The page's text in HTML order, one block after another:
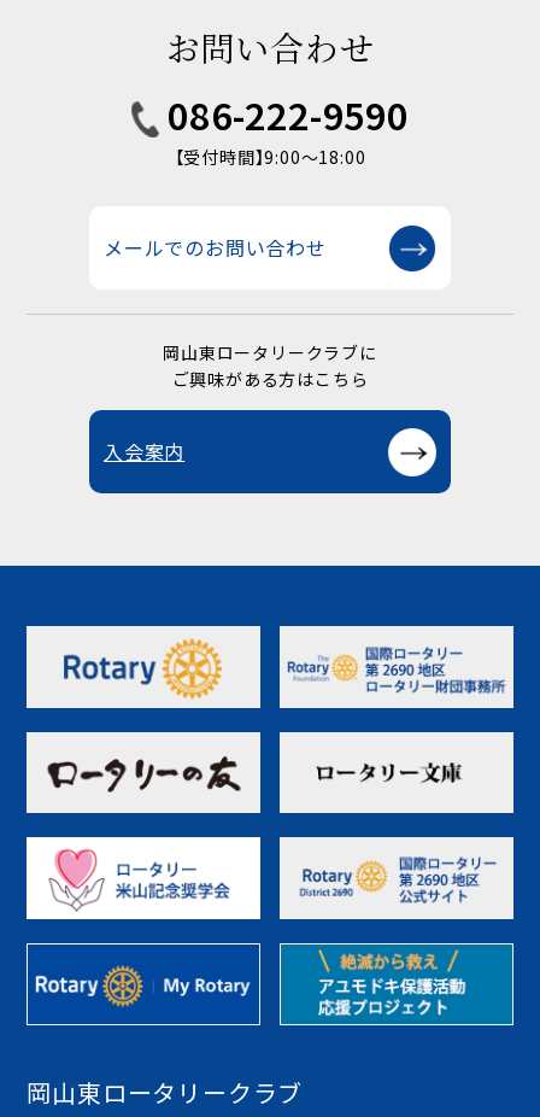
お問い合わせ
086-222-9590
【受付時間】9:00〜18:00
メールでのお問い合わせ
岡山東ロータリークラブに
ご興味がある方はこちら
入会案内
岡山東ロータリークラブ